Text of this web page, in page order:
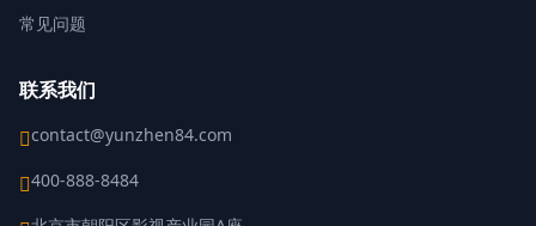
常见问题
联系我们
contact@yunzhen84.com
400-888-8484